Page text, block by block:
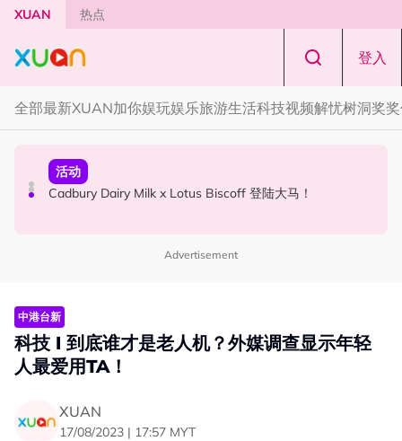
Skip to main content
XUAN 热点
登入
全部最新XUAN加你娱玩娱乐旅游生活科技视频解忧树洞奖
国际星闻
Tom Holland “Spiderman” 替身曝光！“替完蜘蛛人，马上
活动
Cadbury Dairy Milk x Lotus Biscoff 登陆大马！
本地星闻
Henn国贤 “Aunty Henn 脱口秀专场 《笑笑笑笑丧》”！10
Advertisement
中港台新
科技 I 到底谁才是老人机？外媒调查显示年轻
人最爱用TA！
XUAN
17/08/2023 | 17:57 MYT